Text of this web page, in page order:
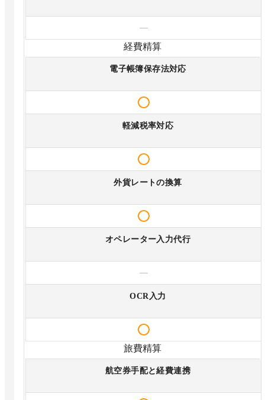
—
経費精算
電子帳簿保存法対応
軽減税率対応
外貨レートの換算
オペレーター入力代行
—
OCR入力
旅費精算
航空券手配と経費連携